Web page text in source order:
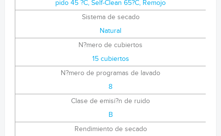
pido 45 ?C, Self-Clean 65?C, Remojo
Sistema de secado
Natural
N?mero de cubiertos
15 cubiertos
N?mero de programas de lavado
8
Clase de emisi?n de ruido
B
Rendimiento de secado